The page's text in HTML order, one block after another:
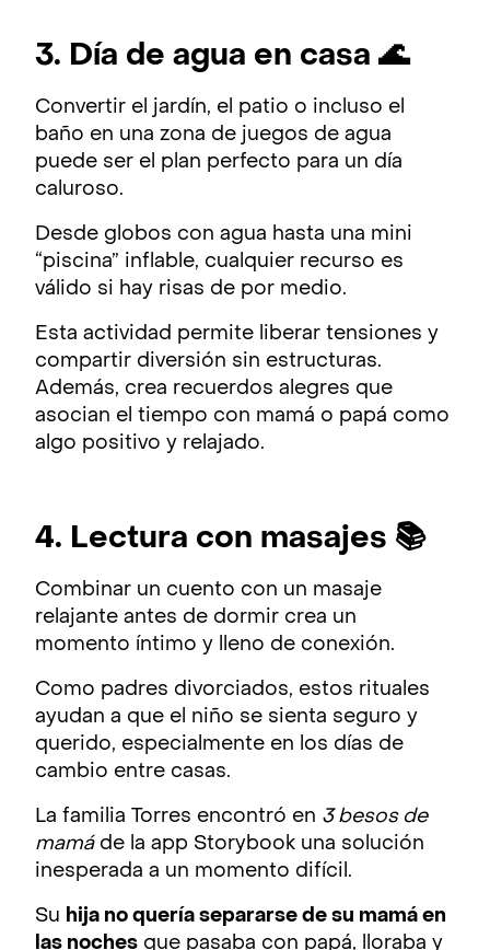
3. Día de agua en casa 🌊
Convertir el jardín, el patio o incluso el
baño en una zona de juegos de agua
puede ser el plan perfecto para un día
caluroso.
Desde globos con agua hasta una mini
“piscina” inflable, cualquier recurso es
válido si hay risas de por medio.
Esta actividad permite liberar tensiones y
compartir diversión sin estructuras.
Además, crea recuerdos alegres que
asocian el tiempo con mamá o papá como
algo positivo y relajado.
4. Lectura con masajes 📚
Combinar un cuento con un masaje
relajante antes de dormir crea un
momento íntimo y lleno de conexión.
Como padres divorciados, estos rituales
ayudan a que el niño se sienta seguro y
querido, especialmente en los días de
cambio entre casas.
La familia Torres encontró en 3 besos de
mamáde la app Storybook una solución
inesperada a un momento difícil.
Su hija no quería separarse de su mamá en
las noches que pasaba con papá, lloraba y